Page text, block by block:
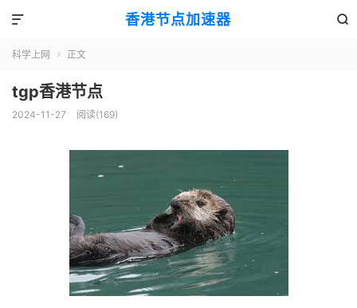
香港节点加速器 

科学上网  正文
tgp香港节点
2024-11-27 阅读(169)